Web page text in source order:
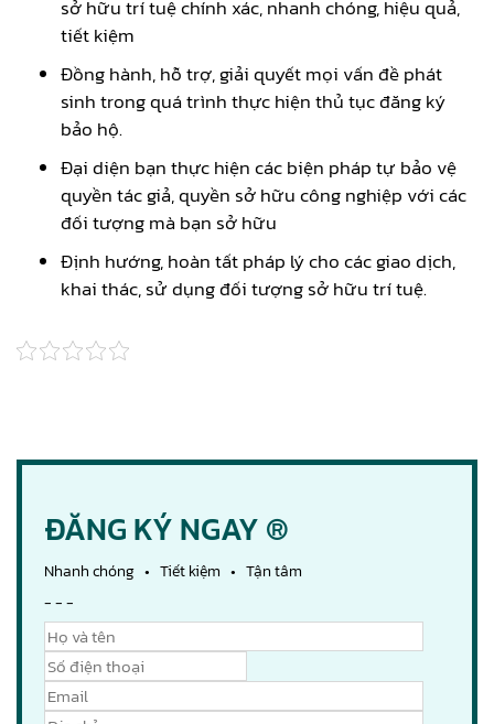
sở hữu trí tuệ chính xác, nhanh chóng, hiệu quả,
tiết kiệm
Đồng hành, hỗ trợ, giải quyết mọi vấn đề phát
sinh trong quá trình thực hiện thủ tục đăng ký
bảo hộ.
Đại diện bạn thực hiện các biện pháp tự bảo vệ
quyền tác giả, quyền sở hữu công nghiệp với các
đối tượng mà bạn sở hữu
Định hướng, hoàn tất pháp lý cho các giao dịch,
khai thác, sử dụng đối tượng sở hữu trí tuệ.
ĐĂNG KÝ NGAY ®
Nhanh chóng • Tiết kiệm • Tận tâm
- - -